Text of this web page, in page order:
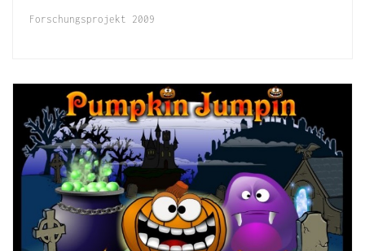
Forschungsprojekt 2009